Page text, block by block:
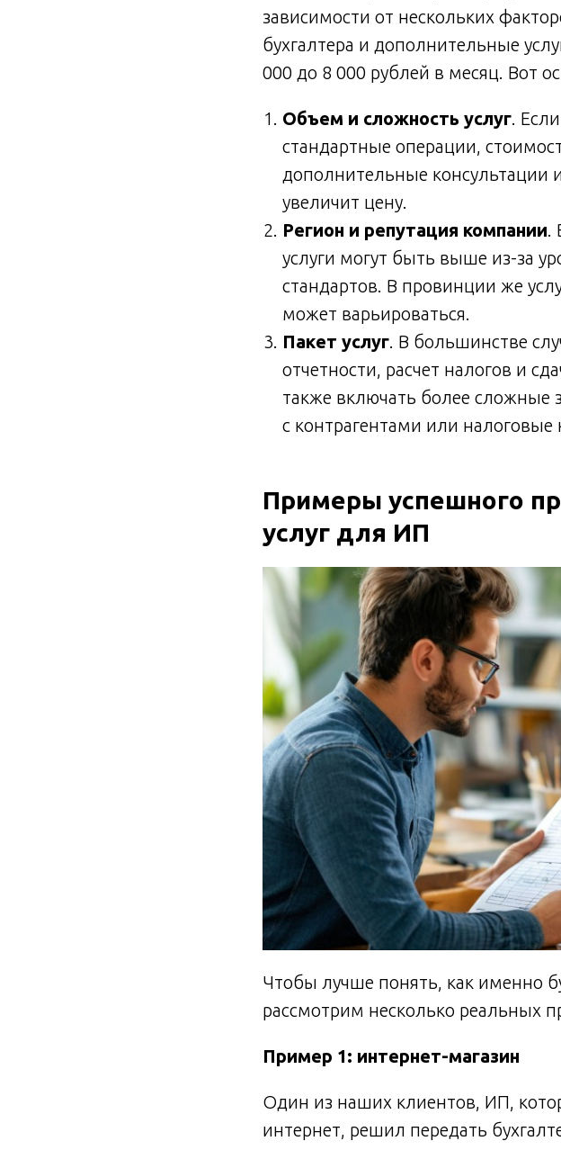
зависимости от нескольких
бухгалтера и дополнительные
000 до 8 000 рублей в месяц. Вот
Объем и сложность услуг .
стандартные операции,
дополнительные консультации
увеличит цену.
Регион и репутация компании
услуги могут быть выше из-за
стандартов. В провинции же
может варьироваться.
Пакет услуг . В большинстве
отчетности, расчет налогов и
также включать более сложные
с контрагентами или налоговые
Примеры успешного
услуг для ИП
Чтобы лучше понять, как именно
рассмотрим несколько реальных
Пример 1: интернет-магазин
Один из наших клиентов, ИП,
интернет, решил передать